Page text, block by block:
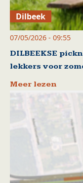
Dilbeek
07/05/2026 - 09:55
DILBEEKSE
lekkers voor
Meer lezen